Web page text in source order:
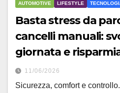
AUTOMOTIVE LIFESTYLE
Basta stress da
cancelli manuali:
giornata e
11/06/2026
Sicurezza, comfort e